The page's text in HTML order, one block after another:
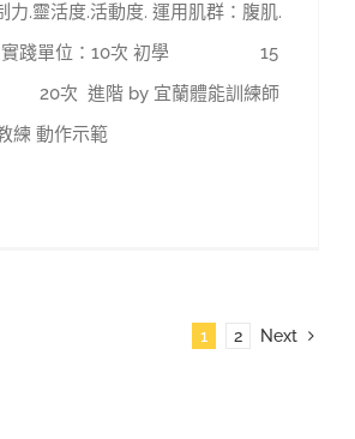
力.靈活度.活動度. 運用肌群：腹肌.
實踐單位：10次 初學 15
進階 by 宜蘭體能訓練師
練 動作示範
1 2 Next